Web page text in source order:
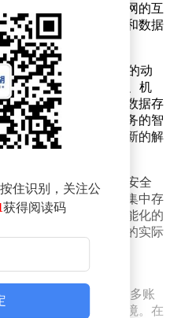
被喻为语义网或智能网的互
跃，更是对用户隐私和数据
，以及Web2.0所带来的动
引入了人工智能、机
构建一个去中心化的数据存
不仅提升了互联网服务的智
所有权归属提供了全新的解
正展现出前所未有的安全
现，有效降低了数据集中存
安全可靠。同时，智能化的
互联网更加贴近用户的实际
革新同样显著。以
络浏览工具通过独特的多账
安全又高效的浏览环境。在
住识别，关注公
获得阅读码